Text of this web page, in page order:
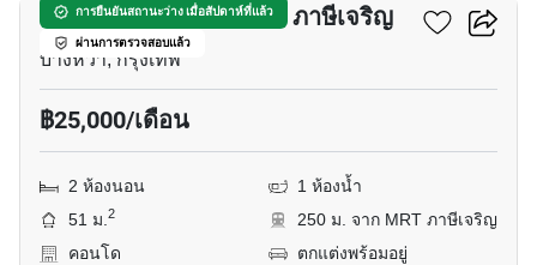
การยืนยันสถานะว่าง เมื่อสัปดาห์ที่แล้ว
ผ่านการตรวจสอบแล้ว
ศุภาลัย เวอเรนด้า สถานี ภาษีเจริญ
บางหว้า, กรุงเทพ
฿25,000/เดือน
2 ห้องนอน
1 ห้องน้ำ
51 ม.2
250 ม. จาก MRT ภาษีเจริญ
คอนโด
ตกแต่งพร้อมอยู่